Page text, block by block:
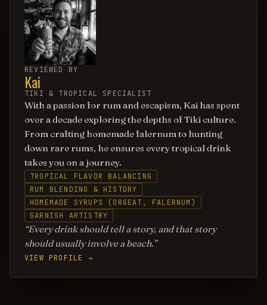
REVIEWED BY
Kai
TIKI & TROPICAL SPECIALIST
With a passion for rum and escapism, Kai has spent
over a decade exploring the depths of Tiki culture.
From crafting homemade falernum to hunting
down rare rums, he ensures every tropical drink
takes you on a journey.
TROPICAL FLAVOR BALANCING
RUM BLENDING & HISTORY
HOMEMADE SYRUPS (ORGEAT, FALERNUM)
GARNISH ARTISTRY
Every drink should tell a story, and that story
should usually involve a beach.
VIEW PROFILE →